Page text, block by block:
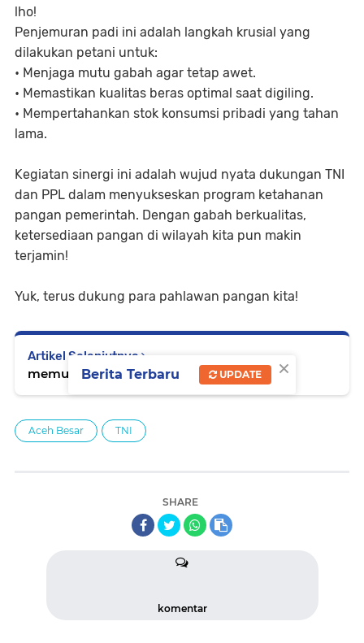
lho!
Penjemuran padi ini adalah langkah krusial yang
dilakukan petani untuk:
• Menjaga mutu gabah agar tetap awet.
• Memastikan kualitas beras optimal saat digiling.
• Mempertahankan stok konsumsi pribadi yang tahan
lama.
Kegiatan sinergi ini adalah wujud nyata dukungan TNI
dan PPL dalam menyukseskan program ketahanan
pangan pemerintah. Dengan gabah berkualitas,
ketersediaan pangan di wilayah kita pun makin
terjamin!
Yuk, terus dukung para pahlawan pangan kita!
Artikel Selanjutnya
memuat...
Aceh Besar TNI
SHARE
komentar
×
Berita Terbaru UPDATE